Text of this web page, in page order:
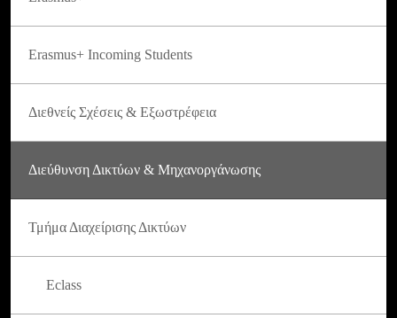
Erasmus+ Incoming Students
Διεθνείς Σχέσεις & Εξωστρέφεια
Διεύθυνση Δικτύων & Μηχανοργάνωσης
Τμήμα Διαχείρισης Δικτύων
Eclass